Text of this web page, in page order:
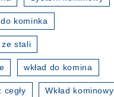
kominka
ze stali
wkład do komina
cegły Wkład kominowy